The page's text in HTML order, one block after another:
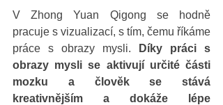
V Zhong Yuan Qigong se hodně
pracuje s vizualizací, s tím, čemu říkáme
práce s obrazy mysli.
Díky práci s
obrazy mysli se aktivují určité části
mozku a člověk se stává
kreativnějším a dokáže lépe